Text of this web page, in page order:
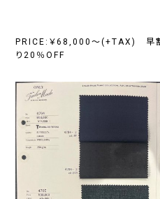
PRICE:￥68,000～(+TAX) 早割
り20％OFF